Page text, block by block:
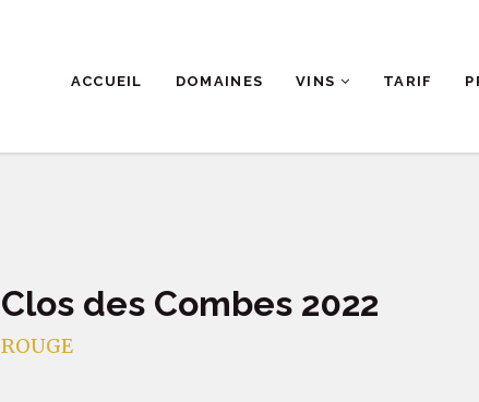
ACCUEIL DOMAINES VINS TARIF
Clos des Combes 2022
ROUGE